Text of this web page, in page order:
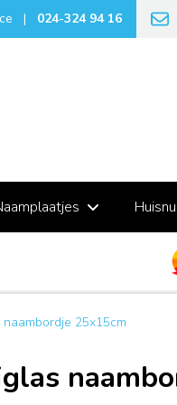
| 024-324 94 16
25x15cm